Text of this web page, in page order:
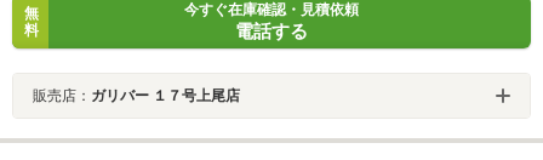
無
料
今すぐ在庫確認・見積依頼
電話する
販売店： ガリバー １７号上尾店